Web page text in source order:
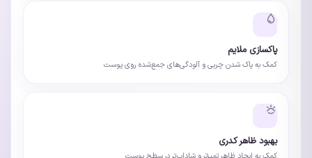
پاکسازی ملایم
کمک به پاک شدن چربی و آلودگی‌های جمع‌شده روی پوست
بهبود ظاهر کدری